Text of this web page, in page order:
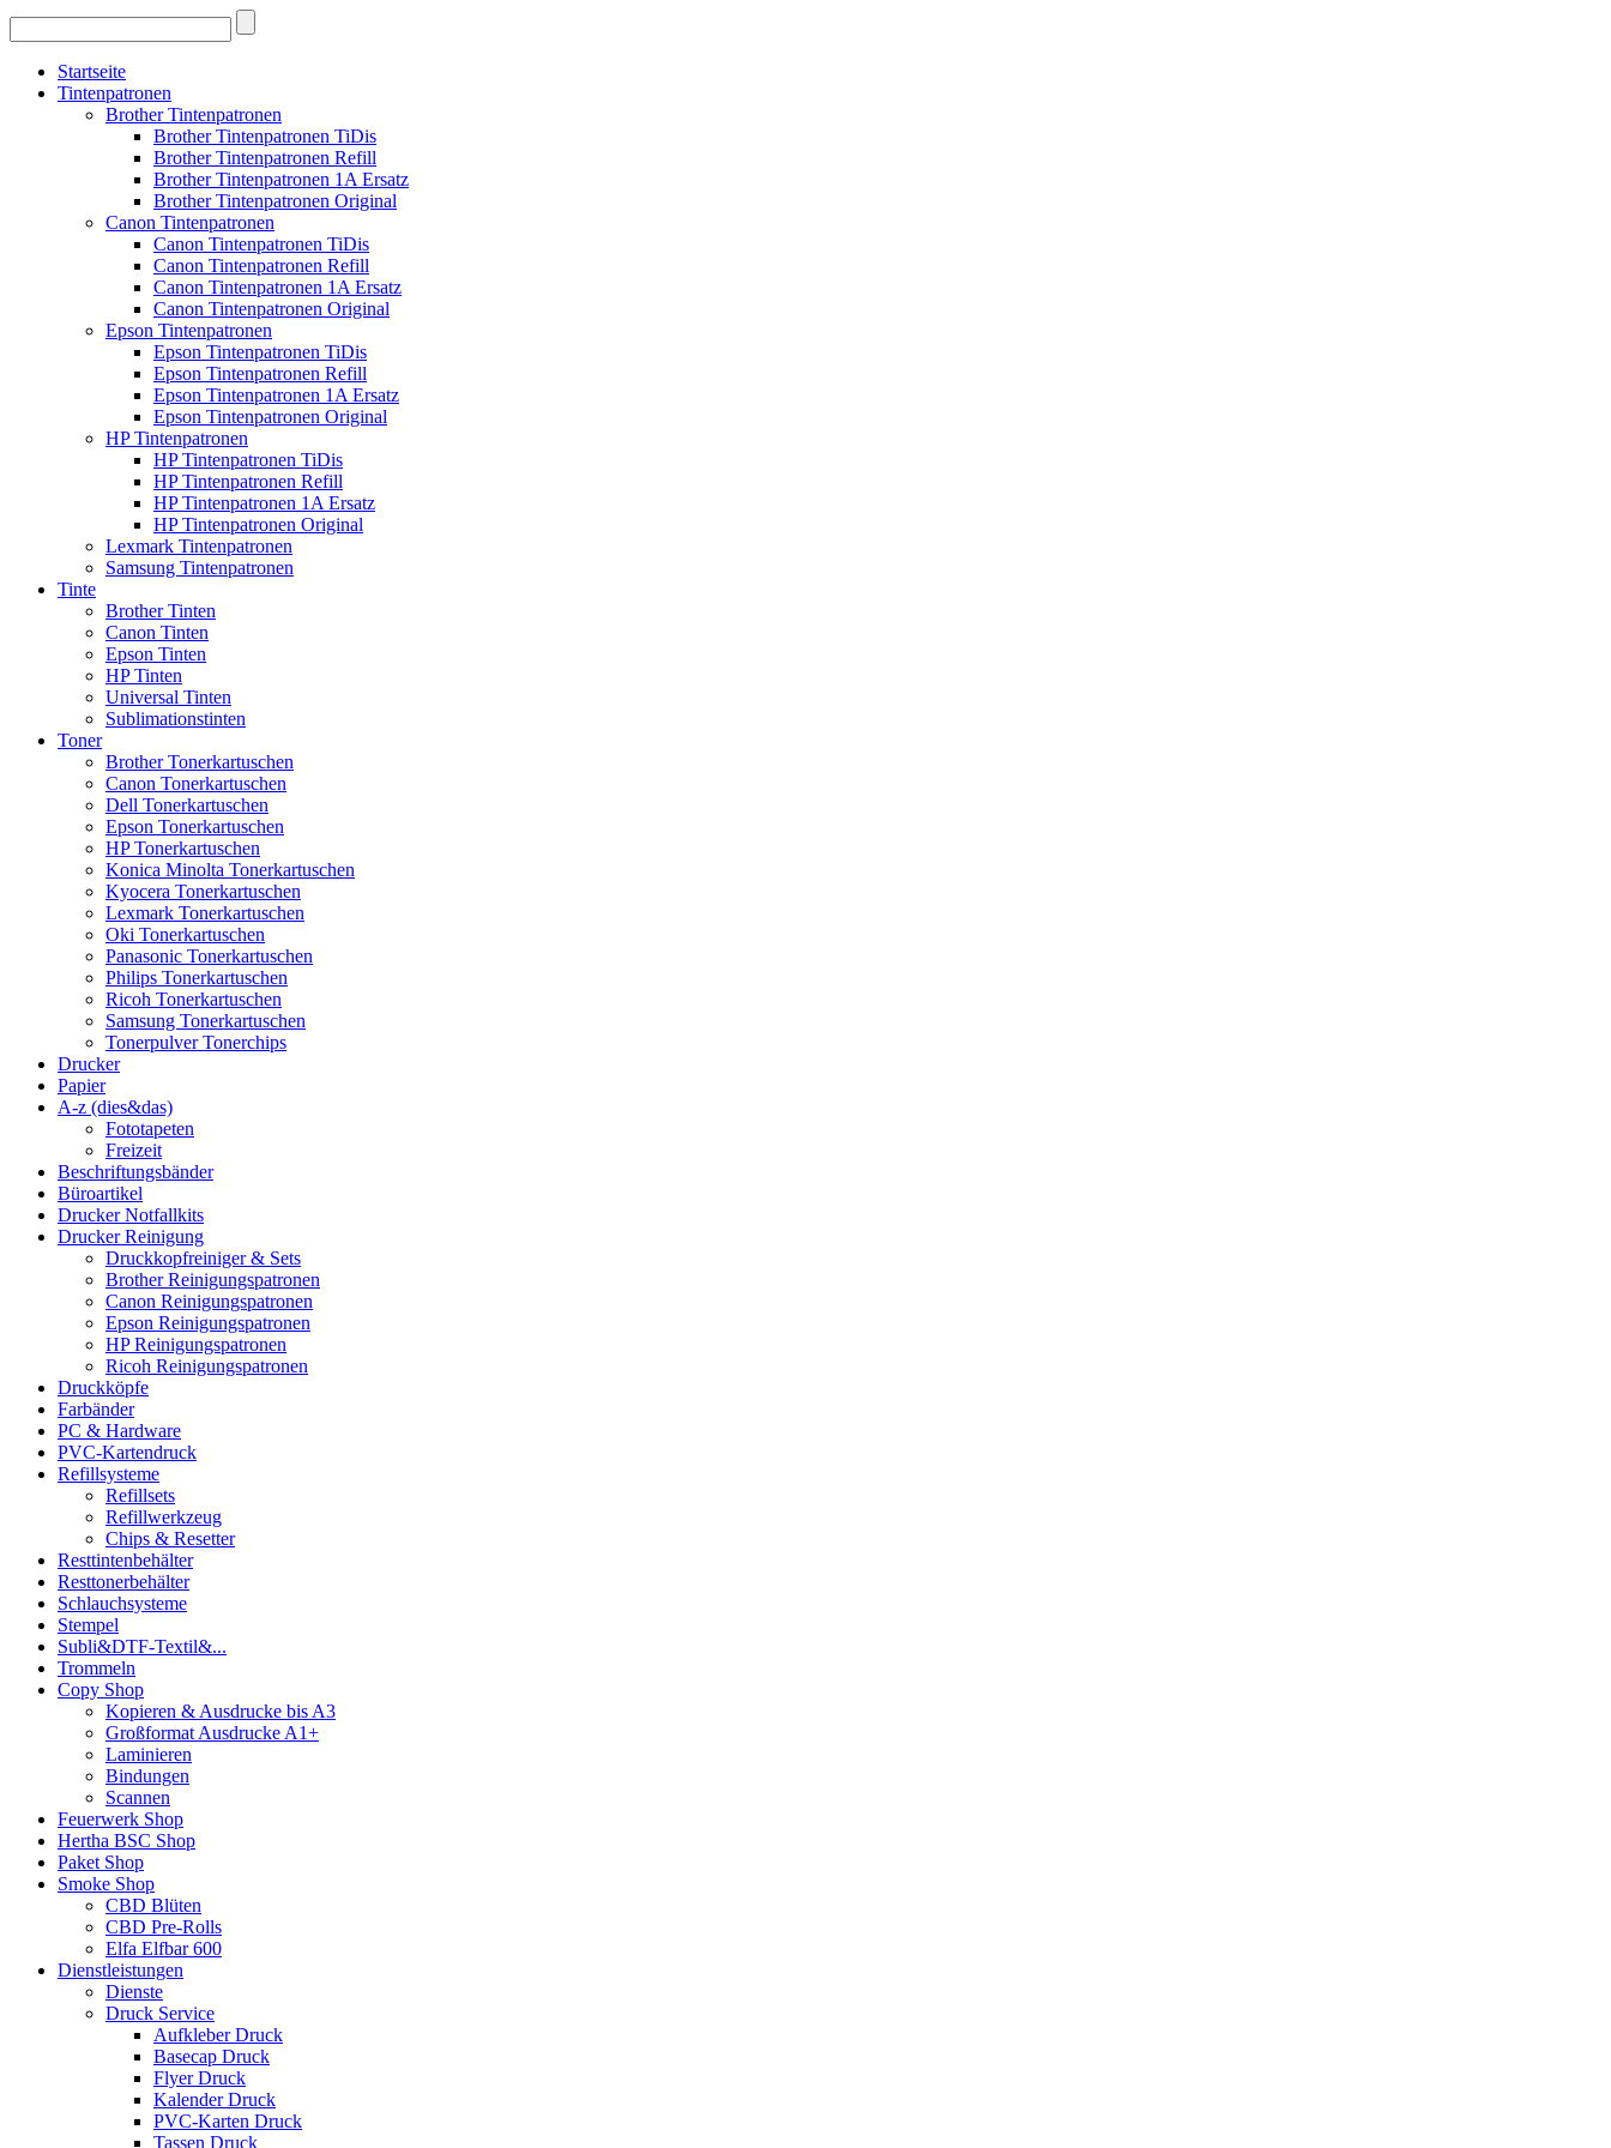
Startseite
Tintenpatronen
Brother Tintenpatronen
Brother Tintenpatronen TiDis
Brother Tintenpatronen Refill
Brother Tintenpatronen 1A Ersatz
Brother Tintenpatronen Original
Canon Tintenpatronen
Canon Tintenpatronen TiDis
Canon Tintenpatronen Refill
Canon Tintenpatronen 1A Ersatz
Canon Tintenpatronen Original
Epson Tintenpatronen
Epson Tintenpatronen TiDis
Epson Tintenpatronen Refill
Epson Tintenpatronen 1A Ersatz
Epson Tintenpatronen Original
HP Tintenpatronen
HP Tintenpatronen TiDis
HP Tintenpatronen Refill
HP Tintenpatronen 1A Ersatz
HP Tintenpatronen Original
Lexmark Tintenpatronen
Samsung Tintenpatronen
Tinte
Brother Tinten
Canon Tinten
Epson Tinten
HP Tinten
Universal Tinten
Sublimationstinten
Toner
Brother Tonerkartuschen
Canon Tonerkartuschen
Dell Tonerkartuschen
Epson Tonerkartuschen
HP Tonerkartuschen
Konica Minolta Tonerkartuschen
Kyocera Tonerkartuschen
Lexmark Tonerkartuschen
Oki Tonerkartuschen
Panasonic Tonerkartuschen
Philips Tonerkartuschen
Ricoh Tonerkartuschen
Samsung Tonerkartuschen
Tonerpulver Tonerchips
Drucker
Papier
A-z (dies&das)
Fototapeten
Freizeit
Beschriftungsbänder
Büroartikel
Drucker Notfallkits
Drucker Reinigung
Druckkopfreiniger & Sets
Brother Reinigungspatronen
Canon Reinigungspatronen
Epson Reinigungspatronen
HP Reinigungspatronen
Ricoh Reinigungspatronen
Druckköpfe
Farbänder
PC & Hardware
PVC-Kartendruck
Refillsysteme
Refillsets
Refillwerkzeug
Chips & Resetter
Resttintenbehälter
Resttonerbehälter
Schlauchsysteme
Stempel
Subli&DTF-Textil&...
Trommeln
Copy Shop
Kopieren & Ausdrucke bis A3
Großformat Ausdrucke A1+
Laminieren
Bindungen
Scannen
Feuerwerk Shop
Hertha BSC Shop
Paket Shop
Smoke Shop
CBD Blüten
CBD Pre-Rolls
Elfa Elfbar 600
Dienstleistungen
Dienste
Druck Service
Aufkleber Druck
Basecap Druck
Flyer Druck
Kalender Druck
PVC-Karten Druck
Tassen Druck